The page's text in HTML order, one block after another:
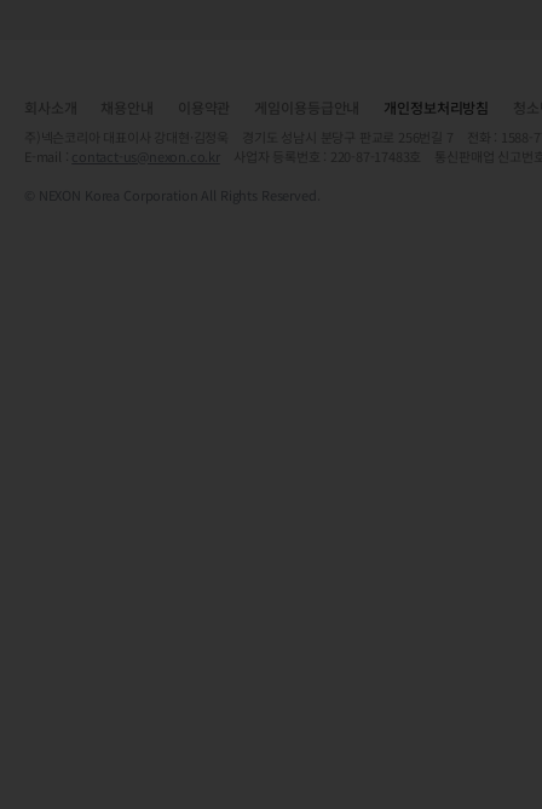
개인정보처리방침
contact-us@nexon.co.kr
© NEXON Korea Corporation All Rights Reserved.